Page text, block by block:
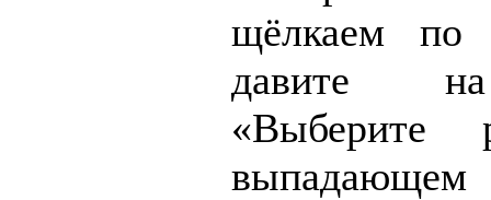
щёлкаем по
давите
«Выберите